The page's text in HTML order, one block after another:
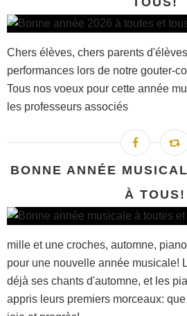
Chers élèves, chers parents
performances lors de notre gouter-
Tous nos voeux pour cette année
les professeurs associés
BONNE ANNÉE
À TOUS!
mille et une croches, automne,
pour une nouvelle année musicale!
déjà ses chants d'automne, et les
appris leurs premiers morceaux: